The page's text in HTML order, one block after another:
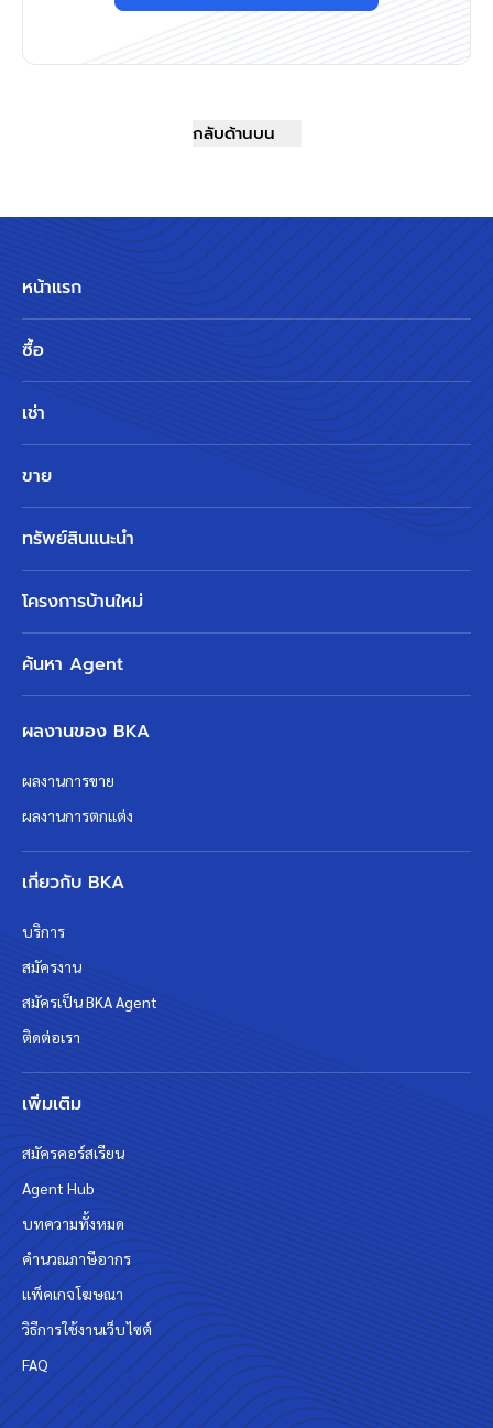
กลับด้านบน
หน้าแรก
ซื้อ
เช่า
ขาย
ทรัพย์สินแนะนำ
โครงการบ้านใหม่
ค้นหา Agent
ผลงานของ BKA
ผลงานการขาย
ผลงานการตกแต่ง
เกี่ยวกับ BKA
บริการ
สมัครงาน
สมัครเป็น BKA Agent
ติดต่อเรา
เพิ่มเติม
สมัครคอร์สเรียน
Agent Hub
บทความทั้งหมด
คำนวณภาษีอากร
แพ็คเกจโฆษณา
วิธีการใช้งานเว็บไซต์
FAQ